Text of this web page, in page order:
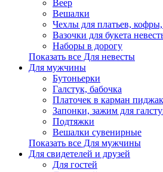
Веер
Вешалки
Чехлы для платьев,
Вазочки для букета
Наборы в дорогу
Показать все Для невесты
Для мужчины
Бутоньерки
Галстук, бабочка
Платочек в карман
Запонки, зажим для
Подтяжки
Вешалки сувенирные
Показать все Для мужчины
Для свидетелей и друзей
Для гостей